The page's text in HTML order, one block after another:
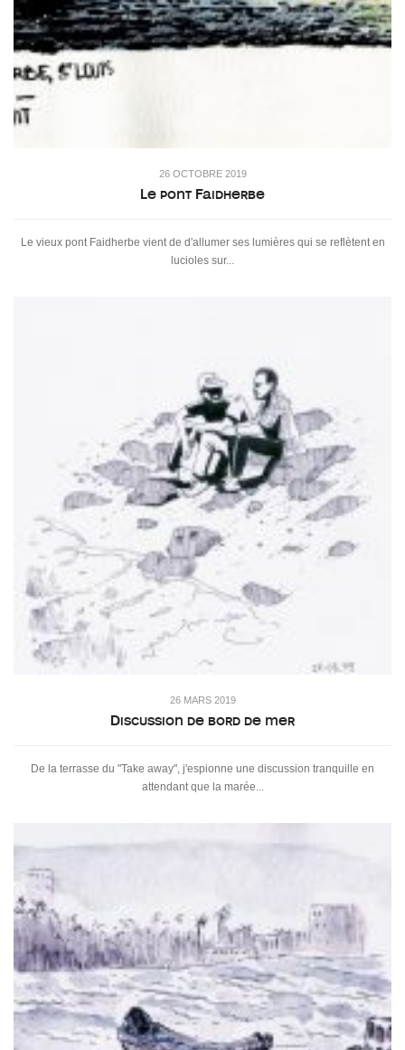
26 OCTOBRE 2019
Le pont Faidherbe
Le vieux pont Faidherbe vient de d'allumer ses lumières qui se reflètent en
lucioles sur...
26 MARS 2019
Discussion de bord de mer
De la terrasse du "Take away", j'espionne une discussion tranquille en
attendant que la marée...